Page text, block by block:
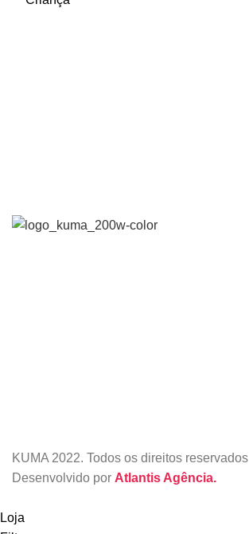
KUMA2022. Todos os direitos reservados
Desenvolvido por Atlantis Agência.
Loja